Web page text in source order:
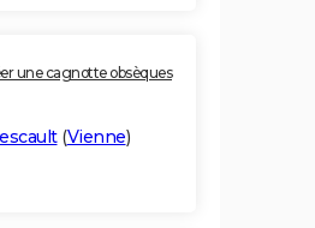
une cagnotte obsèques
(Vienne)